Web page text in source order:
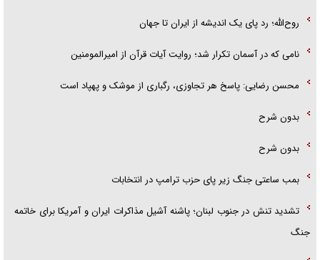
روح‌الله؛ رد پای یک اندیشه از ایران تا جهان
نامی که در آسمان تکرار شد؛ روایت آیات قرآن از امیرالمومنین
محسن رضایی: پاسخ هر تجاوزی، رگباری از موشک و پهپاد است
بدون شرح
بدون شرح
بمب ساعتی جنگ زیر پای حزب ترام‍پ در انتخابات
تشدید تنش در جنوب لبنان؛ پاشنه آشیل مذاکرات ایران و آمریکا برای خاتمه
جنگ